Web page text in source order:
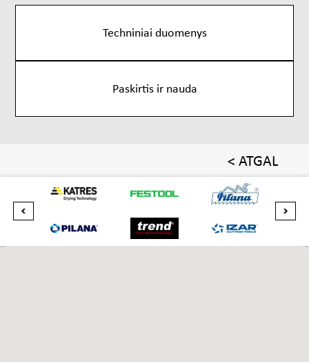
Techniniai duomenys
Paskirtis ir nauda
< ATGAL